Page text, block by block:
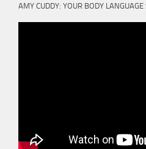
AMY CUDDY: YOUR BODY